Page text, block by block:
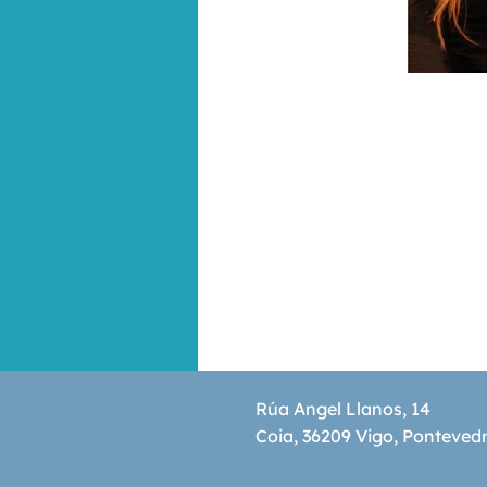
Rúa Angel Llanos, 14
Coia, 36209 Vigo,